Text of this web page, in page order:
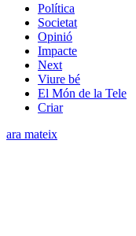
Política
Societat
Opinió
Impacte
Next
Viure bé
El Món de la Tele
Criar
ara mateix